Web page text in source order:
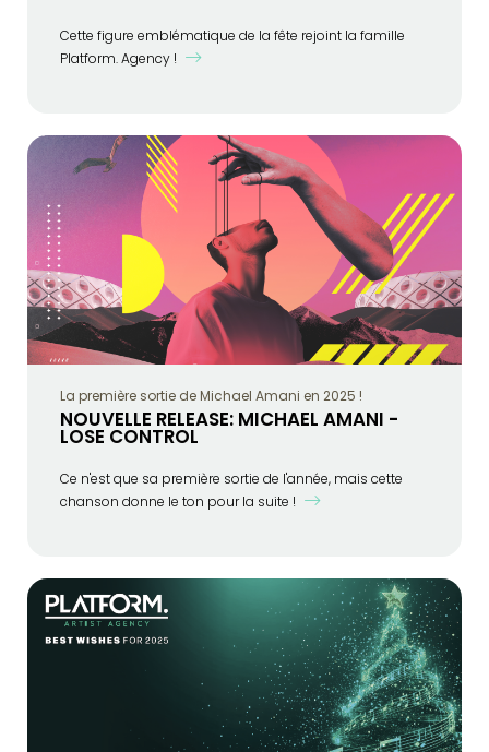
Cette figure emblématique de la fête rejoint la famille
Platform. Agency !
La première sortie de Michael Amani en 2025 !
NOUVELLE RELEASE: MICHAEL AMANI -
LOSE CONTROL
Ce n'est que sa première sortie de l'année, mais cette
chanson donne le ton pour la suite !